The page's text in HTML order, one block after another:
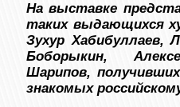
На выставке
таких выдающихся
Зухур Хабибуллаев,
Боборыкин,
Шарипов,
знакомых